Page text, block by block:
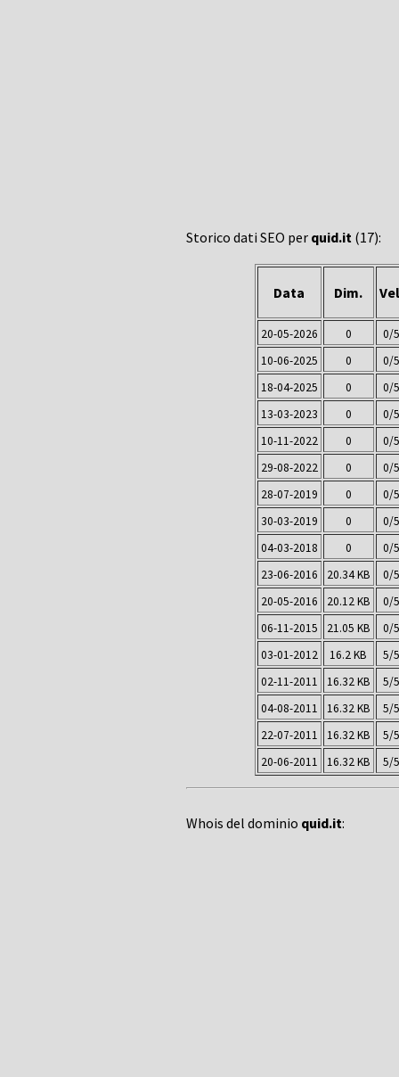
Storico dati SEO per quid.it (17):
Data Dim.
20-05-2026 0
0/5
10-06-2025
0
0/5
18-04-2025
0
0/5
13-03-2023
0
0/5
10-11-2022
0
0/5
29-08-2022
0
0/5
28-07-2019
0
0/5
30-03-2019
0
0/5
04-03-2018
0
0/5
23-06-2016
20.34 KB
0/5
20-05-2016
20.12 KB
0/5
06-11-2015
21.05 KB
0/5
03-01-2012
16.2 KB
5/5
02-11-2011
16.32 KB
5/5
04-08-2011
16.32 KB
5/5
22-07-2011
16.32 KB
5/5
20-06-2011
16.32 KB 5/5
Whois del dominio quid.it: